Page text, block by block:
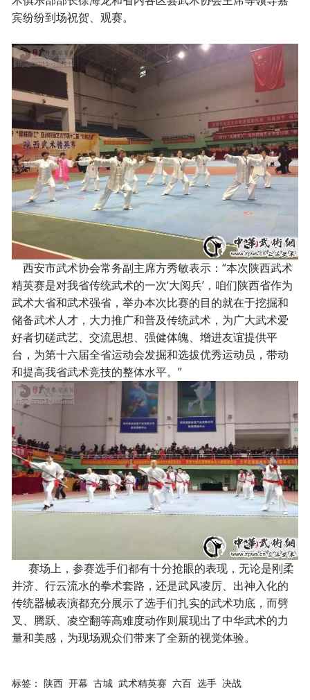
宾纷纷到场祝贺、观赛。
西安市武术协会常务副主席方秀敏表示：“本次陕西武术
精英赛是对我省传统武术的一次‘大阅兵’，咱们陕西省作为
武术大省和武术强省，举办本次比赛的目的就在于挖掘和
储备武术人才，大力推广和普及传统武术，为广大武术爱
好者切磋武艺、交流思想、强健体魄、增进友谊提供平
台，为第十六届全省运动会发掘和选拔优秀运动员，带动
和提高我省武术竞技的整体水平。”
赛场上，参赛选手们都有十分抢眼的表现，无论是刚柔
并济、行云流水的拳术套路，还是武风凌厉、出神入化的
传统器械表演都充分展示了选手们扎实的武术功底，而劈
叉、腾跃、凌空翻等高难度动作则展现出了中华武术的力
量和美感，为现场观众们带来了全新的视觉体验。
标签： 陕西 开幕 古城 武术精英赛 六百 选手 决战